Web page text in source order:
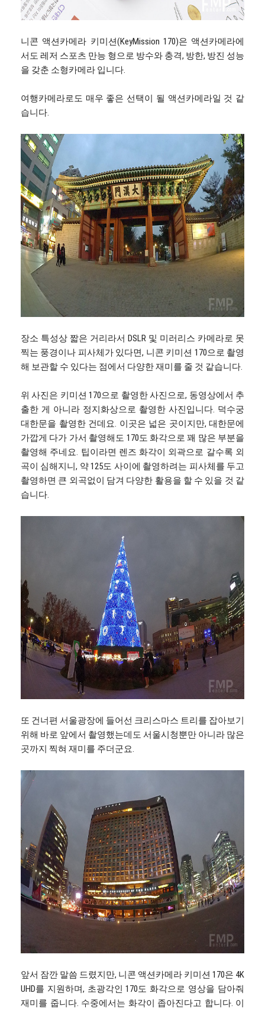
니콘 액션카메라 키미션(KeyMission 170)은 액션카메라에
서도 레저 스포츠 만능 형으로 방수와 충격, 방한, 방진 성능
을 갖춘 소형카메라 입니다.
여행카메라로도 매우 좋은 선택이 될 액션카메라일 것 같
습니다.
장소 특성상 짧은 거리라서 DSLR 및 미러리스 카메라로 못
찍는 풍경이나 피사체가 있다면, 니콘 키미션 170으로 촬영
해 보관할 수 있다는 점에서 다양한 재미를 줄 것 같습니다.
위 사진은 키미션 170으로 촬영한 사진으로, 동영상에서 추
출한 게 아니라 정지화상으로 촬영한 사진입니다. 덕수궁
대한문을 촬영한 건데요. 이곳은 넓은 곳이지만, 대한문에
가깝게 다가 가서 촬영해도 170도 화각으로 꽤 많은 부분을
촬영해 주네요. 팁이라면 렌즈 화각이 외곽으로 갈수록 외
곡이 심해지니, 약 125도 사이에 촬영하려는 피사체를 두고
촬영하면 큰 외곡없이 담겨 다양한 활용을 할 수 있을 것 같
습니다.
또 건너편 서울광장에 들어선 크리스마스 트리를 잡아보기
위해 바로 앞에서 촬영했는데도 서울시청뿐만 아니라 많은
곳까지 찍혀 재미를 주더군요.
앞서 잠깐 말씀 드렸지만, 니콘 액션카메라 키미션 170은 4K
UHD를 지원하며, 초광각인 170도 화각으로 영상을 담아줘
재미를 줍니다. 수중에서는 화각이 좁아진다고 합니다. 이